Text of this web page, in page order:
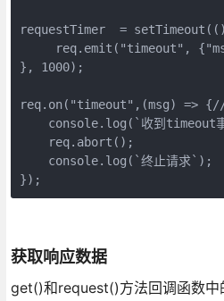
requestTimer  =
req.emit("timeout",
}, 1000);
req.on("timeout",(msg) => {//
console.log(`收到timeout
    req.abort();
    console.log(`终止请求`);
});
获取响应数据
get()和request()方法回调函数中